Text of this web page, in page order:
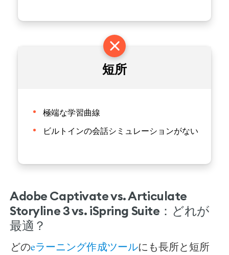
短所
極端な学習曲線
ビルトインの会話シミュレーションがない
Adobe Captivate vs. Articulate
Storyline 3 vs. iSpring Suite：どれが
最適？
どのeラーニング作成ツールにも長所と短所